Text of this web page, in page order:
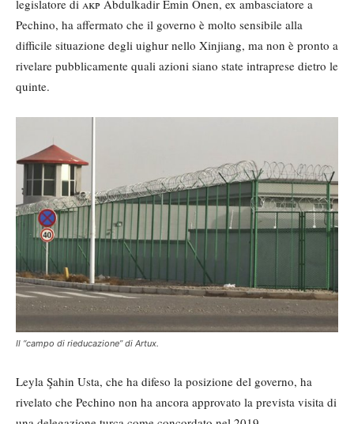
legislatore di akp Abdulkadir Emin Önen, ex ambasciatore a
Pechino, ha affermato che il governo è molto sensibile alla
difficile situazione degli uighur nello Xinjiang, ma non è pronto a
rivelare pubblicamente quali azioni siano state intraprese dietro le
quinte.
Il “campo di rieducazione” di Artux.
Leyla Şahin Usta, che ha difeso la posizione del governo, ha
rivelato che Pechino non ha ancora approvato la prevista visita di